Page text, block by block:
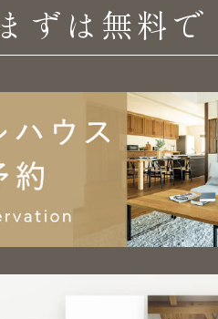
まずは無料で